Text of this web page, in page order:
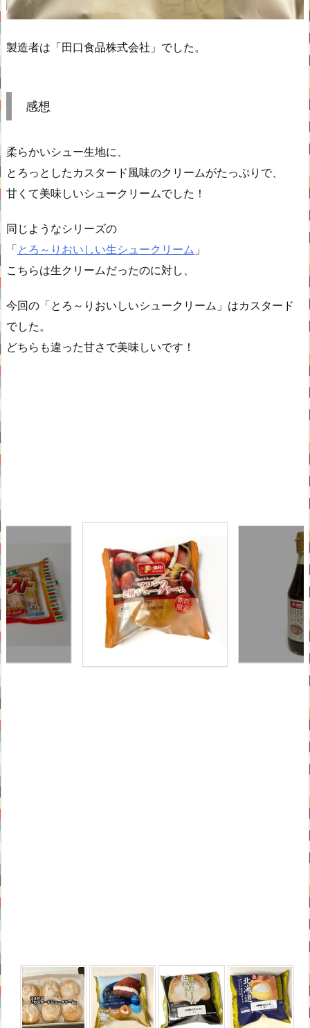
製造者は「田口食品株式会社」でした。
感想
柔らかいシュー生地に、
とろっとしたカスタード風味のクリームがたっぷりで、
甘くて美味しいシュークリームでした！
同じようなシリーズの
「とろ～りおいしい生シュークリーム 」
こちらは生クリームだったのに対し、
今回の「とろ～りおいしいシュークリーム」はカスタード
でした。
どちらも違った甘さで美味しいです！